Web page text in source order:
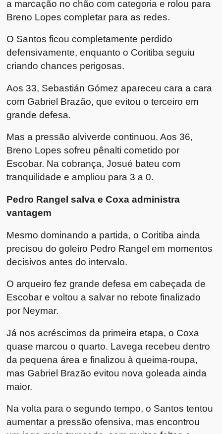
a marcação no chão com categoria e rolou para
Breno Lopes completar para as redes.
O Santos ficou completamente perdido
defensivamente, enquanto o Coritiba seguiu
criando chances perigosas.
Aos 33, Sebastián Gómez apareceu cara a cara
com Gabriel Brazão, que evitou o terceiro em
grande defesa.
Mas a pressão alviverde continuou. Aos 36,
Breno Lopes sofreu pênalti cometido por
Escobar. Na cobrança, Josué bateu com
tranquilidade e ampliou para 3 a 0.
Pedro Rangel salva e Coxa administra
vantagem
Mesmo dominando a partida, o Coritiba ainda
precisou do goleiro Pedro Rangel em momentos
decisivos antes do intervalo.
O arqueiro fez grande defesa em cabeçada de
Escobar e voltou a salvar no rebote finalizado
por Neymar.
Já nos acréscimos da primeira etapa, o Coxa
quase marcou o quarto. Lavega recebeu dentro
da pequena área e finalizou à queima-roupa,
mas Gabriel Brazão evitou nova goleada ainda
maior.
Na volta para o segundo tempo, o Santos tentou
aumentar a pressão ofensiva, mas encontrou